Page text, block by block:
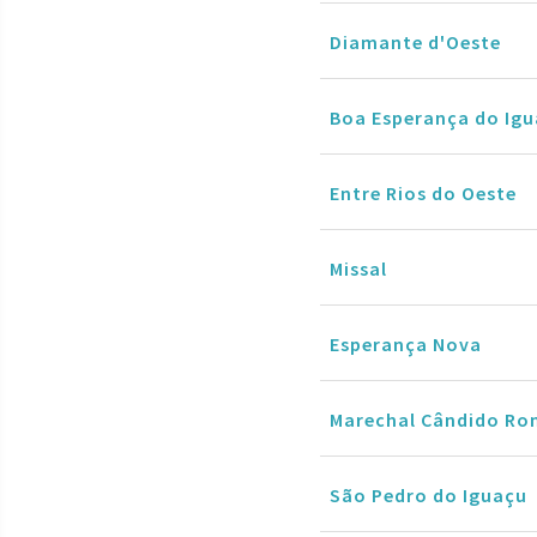
Diamante d'Oeste
Boa Esperança do
Entre Rios do Oeste
Missal
Esperança Nova
Marechal Cândido
São Pedro do Iguaçu